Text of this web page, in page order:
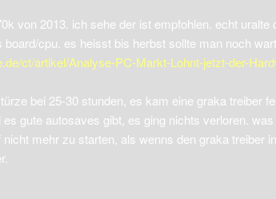
von 2013. ich sehe der ist empfohlen. echt
board/cpu. es heisst bis herbst sollte man noch
ct/artikel/Analyse-PC-Markt-Lohnt-jetzt-der-
bei 25-30 stunden, es kam eine graka treiber
gute autosaves gibt, es ging nichts verloren.
nicht mehr zu starten, als wenns den graka treiber